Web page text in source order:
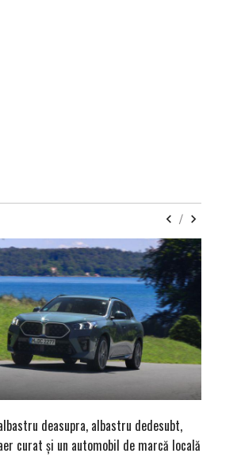
/
deasupra, albastru dedesubt,
curat și un automobil de marcă locală